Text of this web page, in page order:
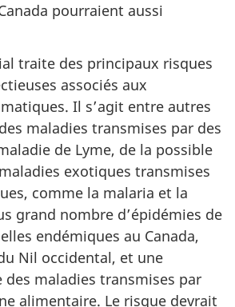
pourraient aussi
traite des principaux risques
associés aux
Il s’agit entre autres
maladies transmises par des
de Lyme, de la possible
exotiques transmises
comme la malaria et la
grand nombre d’épidémies de
endémiques au Canada,
Nil occidental, et une
des maladies transmises par
alimentaire. Le risque devrait